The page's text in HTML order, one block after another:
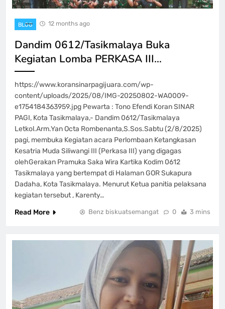
BLOG 12 months ago
Dandim 0612/Tasikmalaya Buka
Kegiatan Lomba PERKASA III…
https://www.koransinarpagijuara.com/wp-
content/uploads/2025/08/IMG-20250802-WA0009-
e1754184363959.jpg Pewarta : Tono Efendi Koran SINAR
PAGI, Kota Tasikmalaya,- Dandim 0612/Tasikmalaya
Letkol.Arm.Yan Octa Rombenanta,S.Sos.Sabtu (2/8/2025)
pagi, membuka Kegiatan acara Perlombaan Ketangkasan
Kesatria Muda Siliwangi III (Perkasa III) yang digagas
olehGerakan Pramuka Saka Wira Kartika Kodim 0612
Tasikmalaya yang bertempat di Halaman GOR Sukapura
Dadaha, Kota Tasikmalaya. Menurut Ketua panitia pelaksana
kegiatan tersebut , Karenty…
Read More
Benz biskuatsemangat 0 3 mins